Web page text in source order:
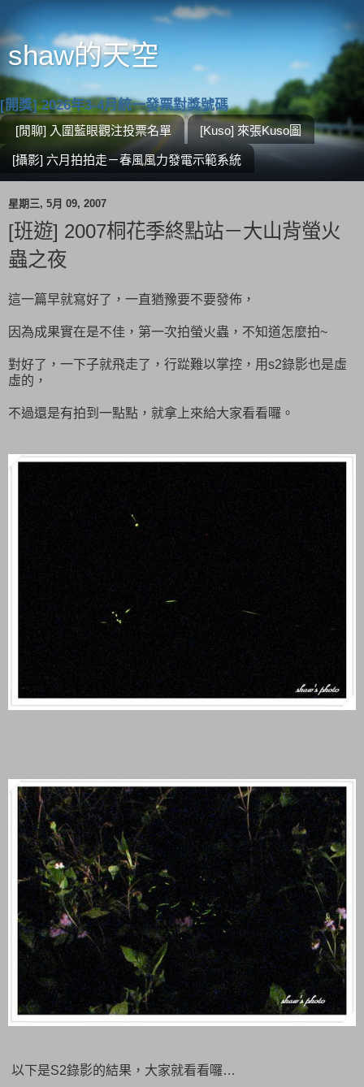
shaw的天空
[開獎] 2026年3-4月統一發票對獎號碼
[閒聊] 入圍藍眼觀注投票名單 [Kuso] 來張Kuso圖
[攝影] 六月拍拍走－春風風力發電示範系統
星期三, 5月 09, 2007
[班遊] 2007桐花季終點站－大山背螢火
蟲之夜
這一篇早就寫好了，一直猶豫要不要發佈，
因為成果實在是不佳，第一次拍螢火蟲，不知道怎麼拍~
對好了，一下子就飛走了，行踨難以掌控，用s2錄影也是虛
虛的，
不過還是有拍到一點點，就拿上來給大家看看囉。
以下是S2錄影的結果，大家就看看囉…